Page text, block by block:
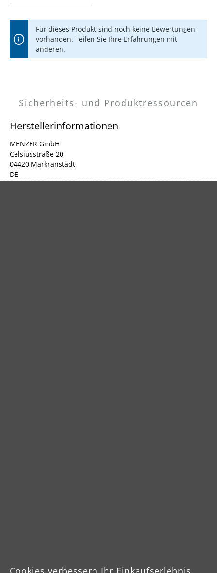
Für dieses Produkt sind noch keine Bewertungen
vorhanden. Teilen Sie Ihre Erfahrungen mit
anderen.
Sicherheits- und Produktressourcen
Herstellerinformationen
MENZER GmbH
Celsiusstraße 20
04420 Markranstädt
DE